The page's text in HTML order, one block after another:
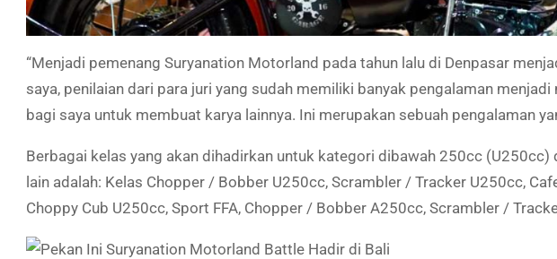
“Menjadi pemenang Suryanation Motorland pada tahun lalu di Denpasar
saya, penilaian dari para juri yang sudah memiliki banyak pengalaman
bagi saya untuk membuat karya lainnya. Ini merupakan sebuah pengalaman
Berbagai kelas yang akan dihadirkan untuk kategori dibawah 250cc
lain adalah: Kelas Chopper / Bobber U250cc, Scrambler / Tracker U250cc,
Choppy Cub U250cc, Sport FFA, Chopper / Bobber A250cc, Scrambler /